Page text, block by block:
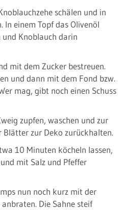
schälen und in
In einem Topf das Olivenöl
Knoblauch darin
mit dem Zucker bestreuen.
und dann mit dem Fond bzw.
mag, gibt noch einen Schuss
zupfen, waschen und zur
Blätter zur Deko zurückhalten.
10 Minuten köcheln lassen,
mit Salz und Pfeffer
nun noch kurz mit der
Die Sahne steif